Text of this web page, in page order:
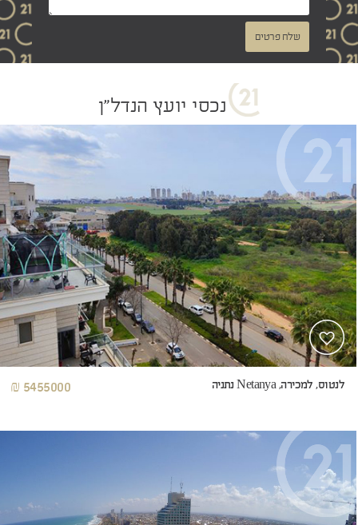
שלח פרטים
נכסי יועץ הנדל"ן
לנטוס, למכירה, Netanya נתניה 5455000 ₪